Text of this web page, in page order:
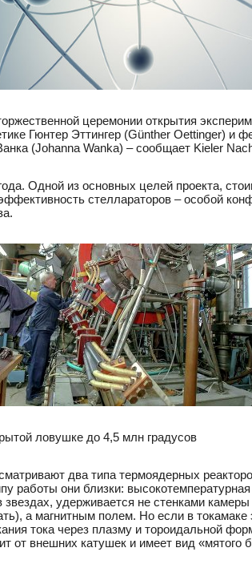
церемонии открытия
Гюнтер Эттингер (Günther Oettinger) и
(Johanna Wanka) – сообщает Kieler
Одной из основных целей проекта,
стеллараторов – особой
ловушке до 4,5 млн градусов
два типа термоядерных
работы они близки:
удерживается не стенками
а магнитным полем. Но если в токамаке
тока через плазму и тороидальной
от внешних катушек и имеет вид «мятого